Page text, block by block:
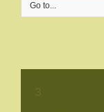
Go to...